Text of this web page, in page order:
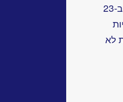
מדוקדקים כי העולם נברא 4,004 שנים לפני הספירה הנוצרית, ב-23
לא